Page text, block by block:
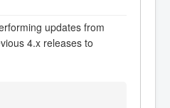
updates from
4.x releases to